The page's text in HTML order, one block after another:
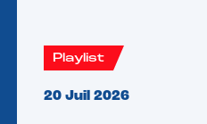
Playlist
20 Juil 2026